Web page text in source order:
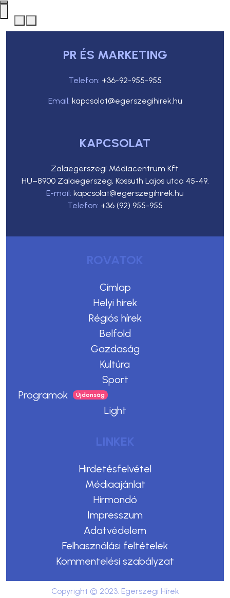
PR ÉS MARKETING
Telefon: +36-92-955-955
Email: kapcsolat@egerszegihirek.hu
KAPCSOLAT
Zalaegerszegi Médiacentrum Kft.
HU–8900 Zalaegerszeg, Kossuth Lajos utca 45-49.
E-mail: kapcsolat@egerszegihirek.hu
Telefon: +36 (92) 955-955
ROVATOK
Címlap
Helyi hírek
Régiós hírek
Belföld
Gazdaság
Kultúra
Sport
Programok
Light
LINKEK
Hirdetésfelvétel
Médiaajánlat
Hírmondó
Impresszum
Adatvédelem
Felhasználási feltételek
Kommentelési szabályzat
Copyright © 2023. Egerszegi Hírek